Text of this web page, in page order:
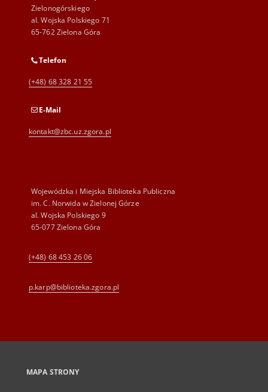
Zielonogórskiego
al. Wojska Polskiego 71
65-762 Zielona Góra
Telefon
(+48) 68 328 21 55
E-Mail
kontakt@zbc.uz.zgora.pl
Wojewódzka i Miejska Biblioteka Publiczna
im. C. Norwida w Zielonej Górze
al. Wojska Polskiego 9
65-077 Zielona Góra
(+48) 68 453 26 06
p.karp@biblioteka.zgora.pl
MAPA STRONY